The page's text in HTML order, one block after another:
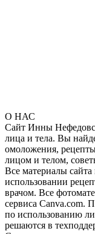
О НАС
Сайт Инны
лица и тела. Вы
омоложения,
лицом и телом,
Все материалы
использовании
врачом. Все
сервиса Canva.com.
по использованию
решаются в